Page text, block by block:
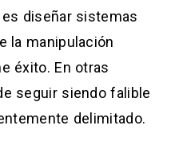
diseñar sistemas
la manipulación
éxito. En otras
seguir siendo falible
delimitado.